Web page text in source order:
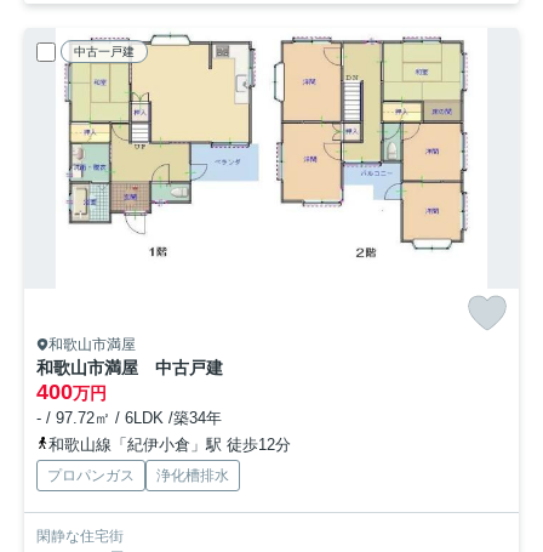
中古一戸建
和歌山市満屋
和歌山市満屋 中古戸建
400万円
- / 97.72㎡ / 6LDK /築34年
和歌山線「紀伊小倉」駅 徒歩12分
プロパンガス 浄化槽排水
閑静な住宅街